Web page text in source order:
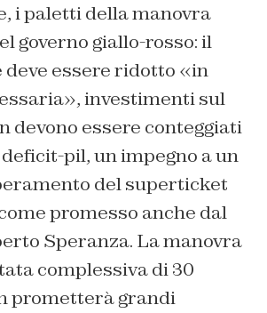
i paletti della manovra
governo giallo-rosso: il
deve essere ridotto «in
investimenti sul
devono essere conteggiati
pil, un impegno a un
del superticket
promesso anche dal
Speranza. La manovra
complessiva di 30
prometterà grandi